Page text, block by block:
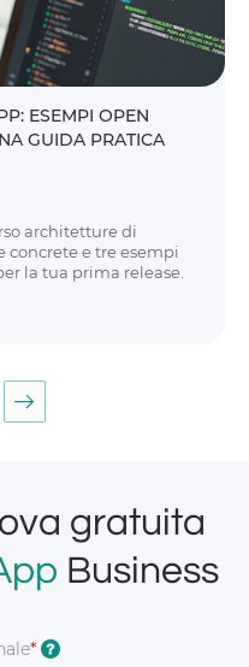
ESEMPI OPEN
GUIDA PRATICA
architetture di
concrete e tre esempi
la tua prima release.
gratuita
Business
* ?